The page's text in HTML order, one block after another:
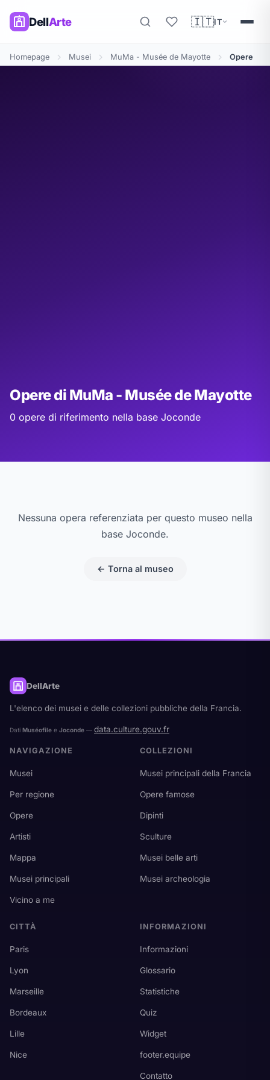
DellArte 🇮🇹IT
Homepage Musei MuMa - Musée de Mayotte Opere
Opere di MuMa - Musée de Mayotte
0 opere di riferimento nella base Joconde
Nessuna opera referenziata per questo museo nella
base Joconde.
← Torna al museo
DellArte
L'elenco dei musei e delle collezioni pubbliche della Francia.
Dati Muséofile e Joconde — data.culture.gouv.fr
NAVIGAZIONE
Musei
Per regione
Opere
Artisti
Mappa
Musei principali
Vicino a me
COLLEZIONI
Musei principali della Francia
Opere famose
Dipinti
Sculture
Musei belle arti
Musei archeologia
CITTÀ
Paris
Lyon
Marseille
Bordeaux
Lille
Nice
INFORMAZIONI
Informazioni
Glossario
Statistiche
Quiz
Widget
footer.equipe
Contatto